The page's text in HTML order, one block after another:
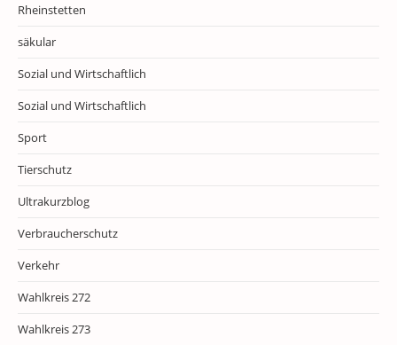
Rheinstetten
säkular
Sozial und Wirtschaftlich
Sozial und Wirtschaftlich
Sport
Tierschutz
Ultrakurzblog
Verbraucherschutz
Verkehr
Wahlkreis 272
Wahlkreis 273